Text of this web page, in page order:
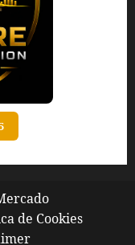
de Cookies